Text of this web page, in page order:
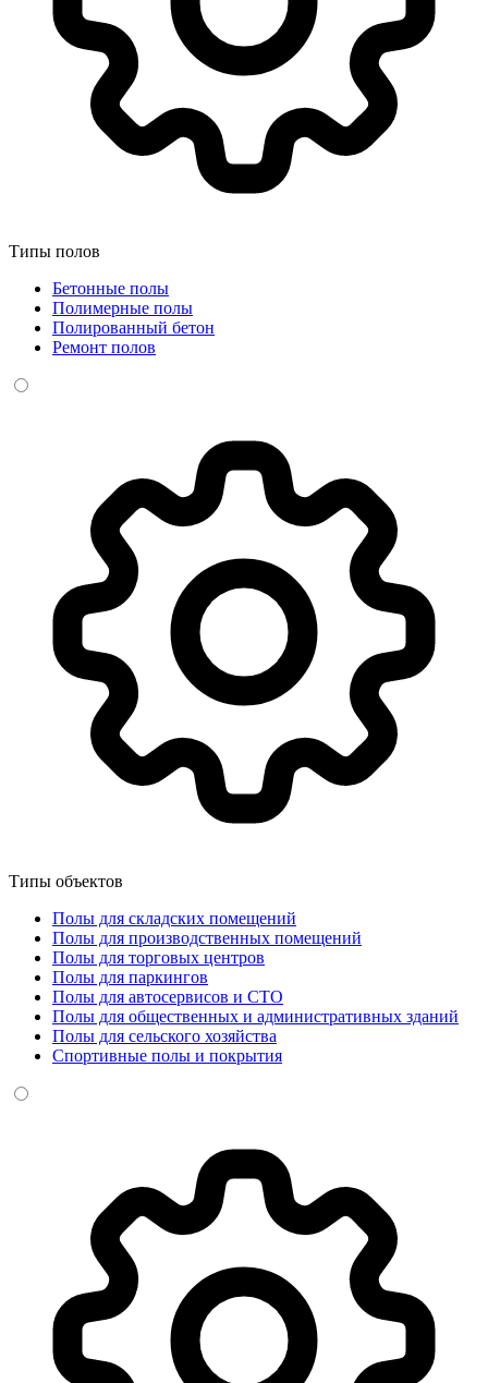
Типы полов
Бетонные полы
Полимерные полы
Полированный бетон
Ремонт полов
Типы объектов
Полы для складских помещений
Полы для производственных помещений
Полы для торговых центров
Полы для паркингов
Полы для автосервисов и СТО
Полы для общественных и административных зданий
Полы для сельского хозяйства
Спортивные полы и покрытия